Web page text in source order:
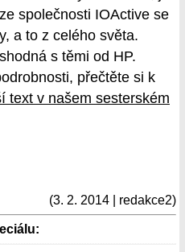
společnosti IOActive se
a to z celého světa.
s těmi od HP.
přečtěte si k
text v našem sesterském
(3. 2. 2014 | redakce2)